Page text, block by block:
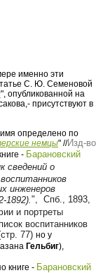
именно эти
С. Ю. Семеновой
", опубликованной на
присутствуют в
определено по
немцы" //Изд-во
- Барановский
сведений о
инженеров
1892).", Спб., 1893,
и портреты
воспитанников
77)но у
Гельбиг),
книге - Барановский